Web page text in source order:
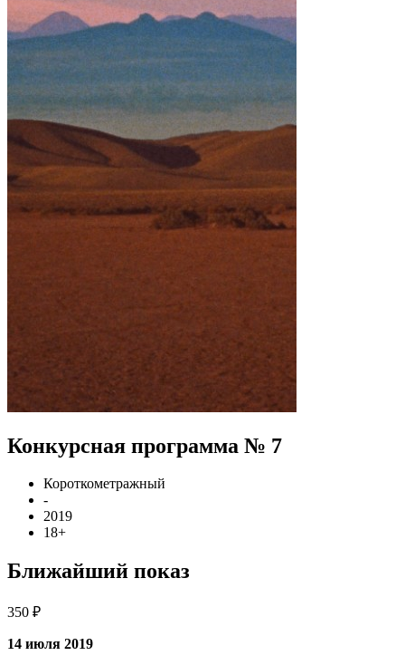
Конкурсная программа № 7
Короткометражный
-
2019
18+
Ближайший показ
350 ₽
14 июля 2019